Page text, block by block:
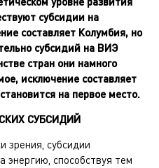
субсидии на
составляет Колумбия, но
субсидий на ВИЭ
стран они намного
исключение составляет
на первое место.
СУБСИДИЙ
зрения, субсидии
энергию, способствуя тем